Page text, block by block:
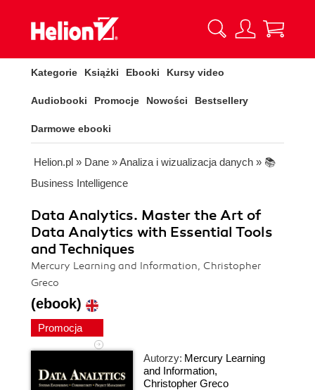
Kategorie Książki Ebooki Kursy video
Audiobooki Promocje Nowości Bestsellery
Darmowe ebooki
Helion.pl » Dane »Analiza i wizualizacja danych » 📚
Business Intelligence
Data Analytics. Master the Art of
Data Analytics with Essential Tools
and Techniques
Mercury Learning and Information, Christopher
Greco
(ebook)
Promocja
Autorzy: Mercury Learning
and Information,
Christopher Greco